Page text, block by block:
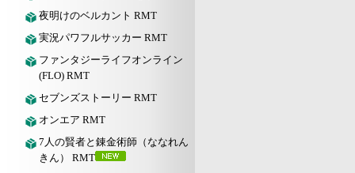
夜明けのベルカント RMT
実況パワフルサッカー RMT
ファンタジーライフオンライン
(FLO) RMT
セブンズストーリー RMT
オンエア RMT
7人の賢者と錬金術師（ななれん
きん） RMT